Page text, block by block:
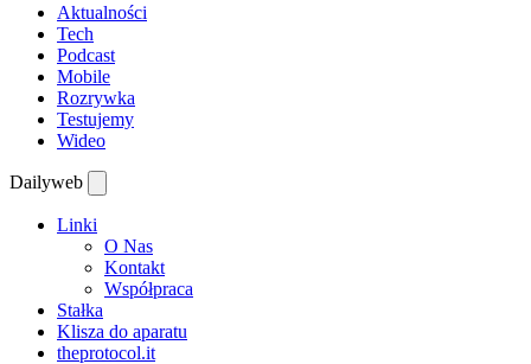
Aktualności
Tech
Podcast
Mobile
Rozrywka
Testujemy
Wideo
Dailyweb
Linki
O Nas
Kontakt
Współpraca
Stałka
Klisza do aparatu
theprotocol.it